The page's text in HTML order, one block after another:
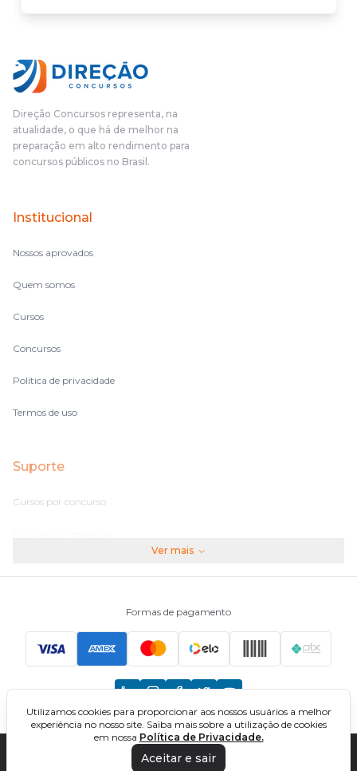
Direção Concursos representa, na
atualidade, o que há de melhor na
preparação em alto rendimento para
concursos públicos no Brasil.
Institucional
Nossos aprovados
Quem somos
Cursos
Concursos
Política de privacidade
Termos de uso
Suporte
Cursos por concurso
Principais Concursos
CNU
TCU
Ver mais
Formas de pagamento
DIREÇÃO CONCURSOS - CURSOS ONLINE PARA CONCURSOS. TODOS OS
Utilizamos cookies para proporcionar aos nossos usuários a melhor
experiência no nosso site. Saiba mais sobre a utilização de cookies
em nossa Política de Privacidade.
Aceitar e sair